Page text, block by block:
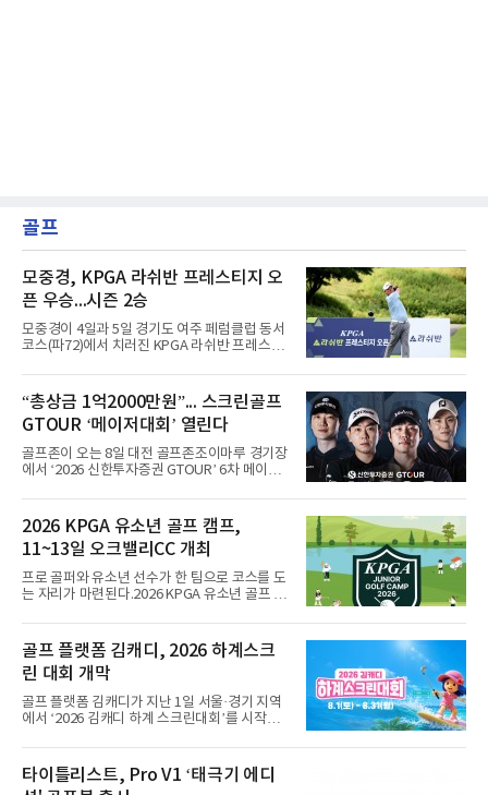
골프
모중경, KPGA 라쉬반 프레스티지 오
픈 우승...시즌 2승
모중경이 4일과 5일 경기도 여주 페럼클럽 동서
코스(파72)에서 치러진 KPGA 라쉬반 프레스티
드 합계 8언더파 136타를 적어내며 한국프로골
프 챔피언스투어 시즌 2승째를 신고했다.우승
상금은 2천400만원이다. 이번 우승으로 챔피언
스투어 통산 7승 고지를 밟았다.5언더파 139타
를 친 장익제와 최호성이 공동 2위를 나눠 가졌
고, 4언더파 140타의 손준호가 4위에 자리했다.
“총상금 1억2000만원”... 스크린골프
GTOUR ‘메이저대회’ 열린다
골프존이 오는 8일 대전 골프존조이마루 경기장
에서 ‘2026 신한투자증권 GTOUR’ 6차 메이저
대회는 총상금 1억 2천만원 규모로, 우승자에게
는 상금 2천 5백만원과 대상&신인상 포인트 3천
점을 지급하고 3년간의 GTOUR 시드권을 부여
한다. KPGA 투어프로 중 1, 2라운드 합산 1위에
게는 오는 9월 17일부터 20일까지 골프존카운
티 선산에서 열리는 KPGA ‘골프존 오픈’ 출전권
을 부여한다.대회는 골프존 투비전NX플러스 투
다. 시드권자와 예선통과자, 신인 및 초청 선수,
오프라인 예선전을 통해 선발
2026 KPGA 유소년 골프 캠프,
11~13일 오크밸리CC 개최
프로 골퍼와 유소년 선수가 한 팀으로 코스를 도
는 자리가 마련된다.2026 KPGA 유소년 골프 캠
리CC에서 열린다. 유소년 골프 저변을 넓히기
위해 2024년 시작돼 올해 3년 연속 개최되는 행
사다.참가 규모는 프로 20명과 유소년 60명. 올
시즌 상반기 우승자인 문동현, 최찬, 오승택, 이
상엽 등이 이름을 올렸다.운영 방식이 특징적이
다. 프로 1명과 유소년 3명이 한 팀을 이뤄 18홀
코스 플레이와 쇼트 게임을 훈련하고, 멘토와 대
어 설렌다"고 밝혔다.이번 캠프는 문화체육관광
부와 국민체육진흥공단의
골프 플랫폼 김캐디, 2026 하계스크
린 대회 개막
골프 플랫폼 김캐디가 지난 1일 서울·경기 지역
에서 ‘2026 김캐디 하계 스크린대회’를 시작했
캐디 앱 이용자라면 무료로 참여할 수 있다. 김캐
디 앱에서 대회 참가 신청 후 지도에서 공식 참여
매장을 확인하고 예약하면 된다. 공식 참여 매장
타이틀리스트, Pro V1 ‘태극기 에디